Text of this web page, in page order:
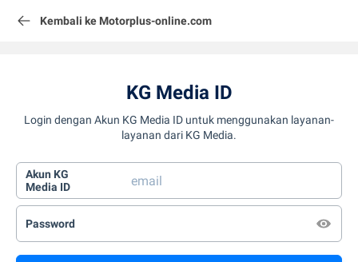
Kembali ke Motorplus-online.com
KG Media ID
Login dengan Akun KG Media ID untuk menggunakan layanan-
layanan dari KG Media.
Akun KG
Media ID
Password